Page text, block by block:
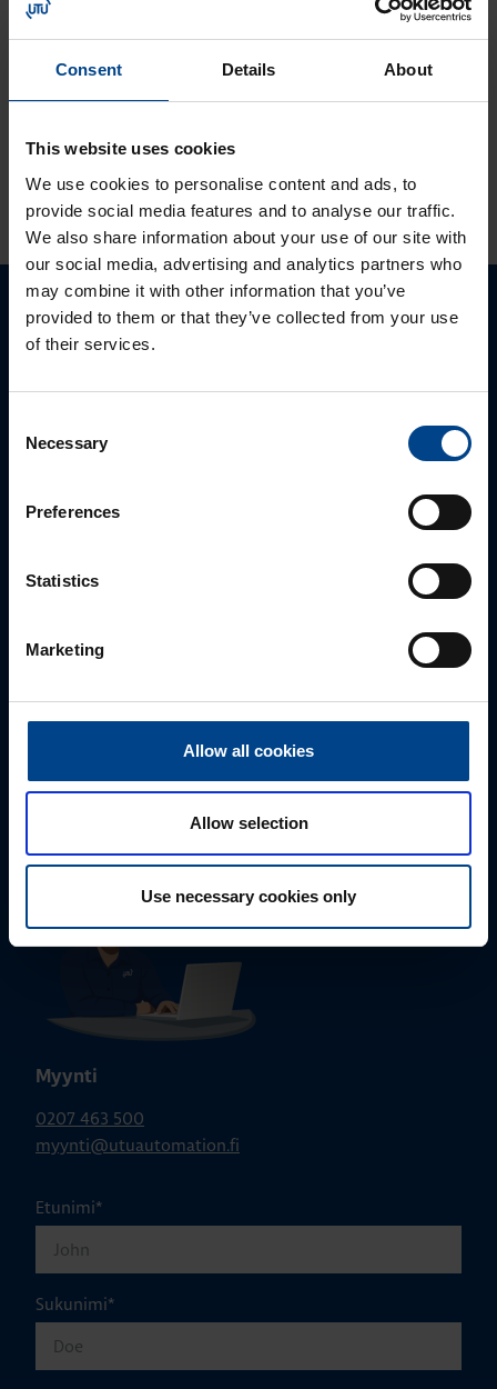
Consent Details About
This website uses cookies
We use cookies to personalise content and ads, to
provide social media features and to analyse our traffic.
We also share information about your use of our site with
our social media, advertising and analytics partners who
may combine it with other information that you’ve
provided to them or that they’ve collected from your use
of their services.
Selection
Necessary
Preferences
Statistics
Marketing
Allow all cookies
Allow selection
Use necessary cookies only
MyMitsubishi web-
portaali
KATSO LISÄÄ ARTIKKELEITA
Ota yhteyttä!
sähköpostitse tai verkkolomakkeen kautta.
Tekninen tuki
tuki@utuautomation.fi
Myynti
0207 463 500
myynti@utuautomation.fi
Etunimi*
Sukunimi*